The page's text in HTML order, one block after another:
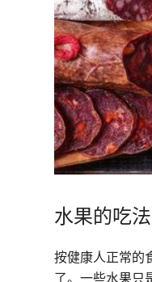
水果的吃法
按健康人正常的
了。一些水果只